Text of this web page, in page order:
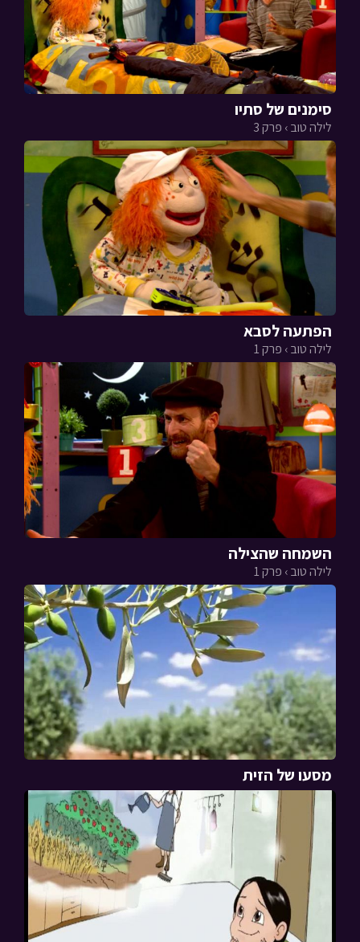
סימנים של סתיו
לילה טוב › פרק 3
הפתעה לסבא
לילה טוב › פרק 1
השמחה שהצילה
לילה טוב › פרק 1
מסעו של הזית